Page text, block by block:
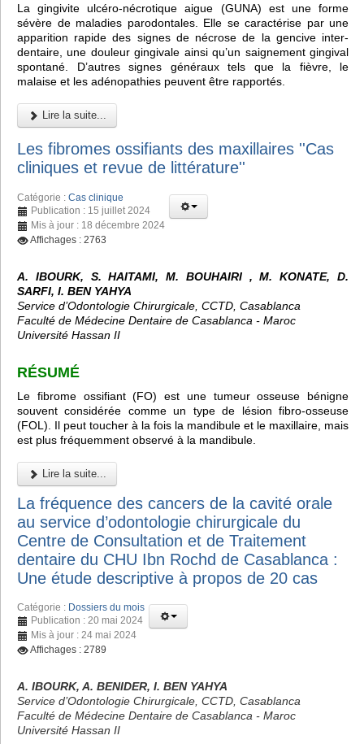
La gingivite ulcéro-nécrotique aigue (GUNA) est une forme
sévère de maladies parodontales. Elle se caractérise par une
apparition rapide des signes de nécrose de la gencive inter-
dentaire, une douleur gingivale ainsi qu’un saignement gingival
spontané. D’autres signes généraux tels que la fièvre, le
malaise et les adénopathies peuvent être rapportés.
Lire la suite...
Les fibromes ossifiants des maxillaires ''Cas
cliniques et revue de littérature''
Catégorie : Cas clinique
Publication : 15 juillet 2024
Mis à jour : 18 décembre 2024
Affichages : 2763
A. IBOURK, S. HAITAMI, M. BOUHAIRI , M. KONATE, D.
SARFI, I. BEN YAHYA
Service d’Odontologie Chirurgicale, CCTD, Casablanca
Faculté de Médecine Dentaire de Casablanca - Maroc
Université Hassan II
RÉSUMÉ
Le fibrome ossifiant (FO) est une tumeur osseuse bénigne
souvent considérée comme un type de lésion fibro-osseuse
(FOL). Il peut toucher à la fois la mandibule et le maxillaire, mais
est plus fréquemment observé à la mandibule.
Lire la suite...
La fréquence des cancers de la cavité orale
au service d’odontologie chirurgicale du
Centre de Consultation et de Traitement
dentaire du CHU Ibn Rochd de Casablanca :
Une étude descriptive à propos de 20 cas
Catégorie : Dossiers du mois
Publication : 20 mai 2024
Mis à jour : 24 mai 2024
Affichages : 2789
A. IBOURK, A. BENIDER, I. BEN YAHYA
Service d’Odontologie Chirurgicale, CCTD, Casablanca
Faculté de Médecine Dentaire de Casablanca - Maroc
Université Hassan II